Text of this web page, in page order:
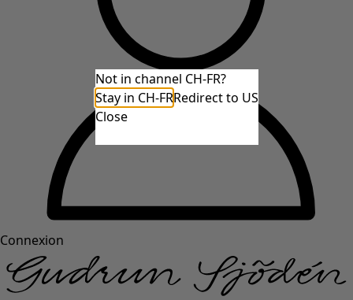
Connexion
Not in channel CH-FR?
Stay in CH-FRRedirect to US
Close